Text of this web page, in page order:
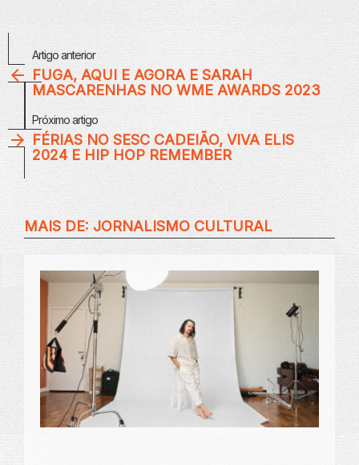
MaisArtigo anterior
FUGA, AQUI E AGORA E SARAH
MASCARENHAS NO WME AWARDS 2023
Próximo artigo
FÉRIAS NO SESC CADEIÃO, VIVA ELIS
2024 E HIP HOP REMEMBER
MAIS DE: JORNALISMO CULTURAL